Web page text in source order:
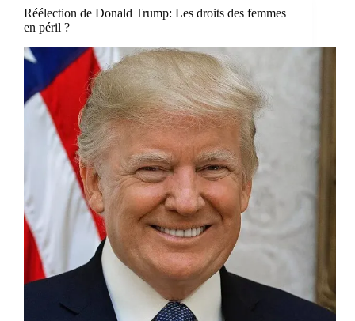
Réélection de Donald Trump: Les droits des femmes
en péril ?